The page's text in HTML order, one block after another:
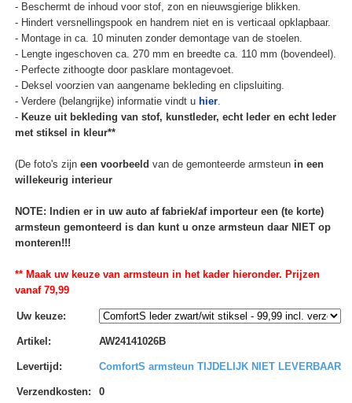
- Beschermt de inhoud voor stof, zon en nieuwsgierige blikken.
- Hindert versnellingspook en handrem niet en is verticaal opklapbaar.
- Montage in ca. 10 minuten zonder demontage van de stoelen.
- Lengte ingeschoven ca. 270 mm en breedte ca. 110 mm (bovendeel).
- Perfecte zithoogte door pasklare montagevoet.
- Deksel voorzien van aangename bekleding en clipsluiting.
- Verdere (belangrijke) informatie vindt u hier.
- Keuze uit bekleding van stof, kunstleder, echt leder en echt leder
met stiksel in kleur**
(De foto's zijn een voorbeeld van de gemonteerde armsteun in een
willekeurig interieur
NOTE: Indien er in uw auto af fabriek/af importeur een (te korte)
armsteun gemonteerd is dan kunt u onze armsteun daar NIET op
monteren!!!
** Maak uw keuze van armsteun in het kader hieronder. Prijzen
vanaf 79,99
Uw keuze:
Artikel : AW24141026B
Levertijd : ComfortS armsteun TIJDELIJK NIET LEVERBAAR
Verzendkosten: 0